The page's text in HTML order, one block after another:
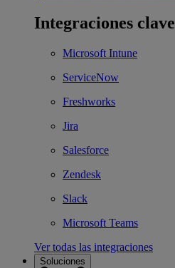
Integraciones clave
Microsoft Intune
ServiceNow
Freshworks
Jira
Salesforce
Zendesk
Slack
Microsoft Teams
Ver todas las integraciones
Soluciones